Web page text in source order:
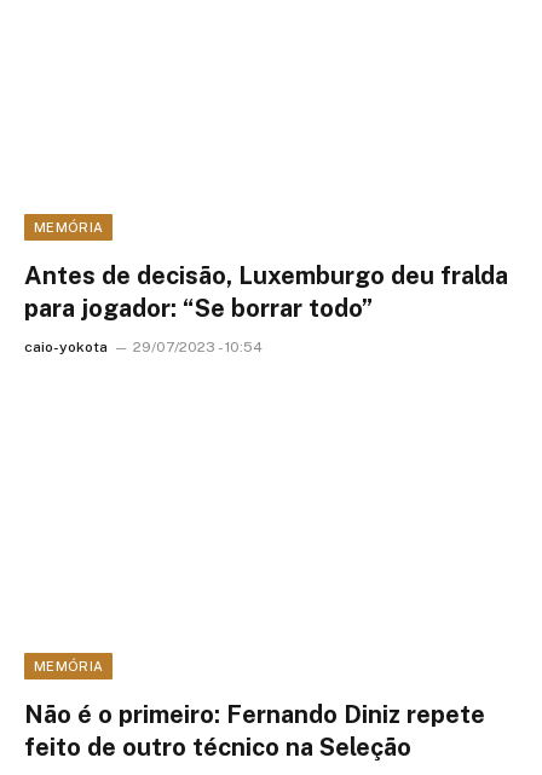
MEMÓRIA
Antes de decisão, Luxemburgo deu fralda
para jogador: “Se borrar todo”
caio-yokota 29/07/2023 - 10:54
MEMÓRIA
Não é o primeiro: Fernando Diniz repete
feito de outro técnico na Seleção